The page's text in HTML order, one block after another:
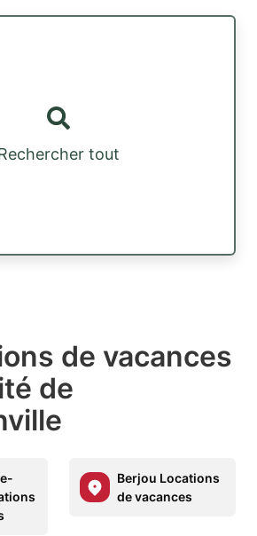
tout
de vacances
de
Berjou Locations
de vacances